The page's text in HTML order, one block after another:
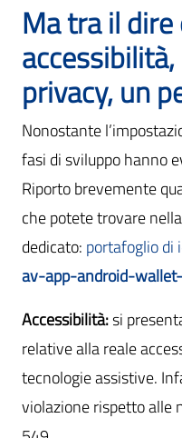
Ma tra il dire
privacy, un
Nonostante
fasi di sviluppo hanno
Riporto brevemente
che potete trovare
dedicato: portafoglio di
av-app-android-
Accessibilità:si
relative alla reale
tecnologie assistive.
violazione rispetto alle